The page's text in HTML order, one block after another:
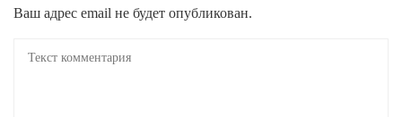
Ваш адрес email не будет опубликован.